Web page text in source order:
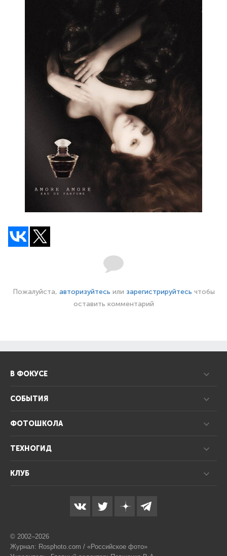
Пожалуйста, авторизуйтесь или зарегистрируйтесь чтобы
оставить комментарий
В ФОКУСЕ
СОБЫТИЯ
ФОТОШКОЛА
ТЕХНОГИД
КЛУБ
© 2002–2026
Журнал: Rosphoto.com / «Российское фото»